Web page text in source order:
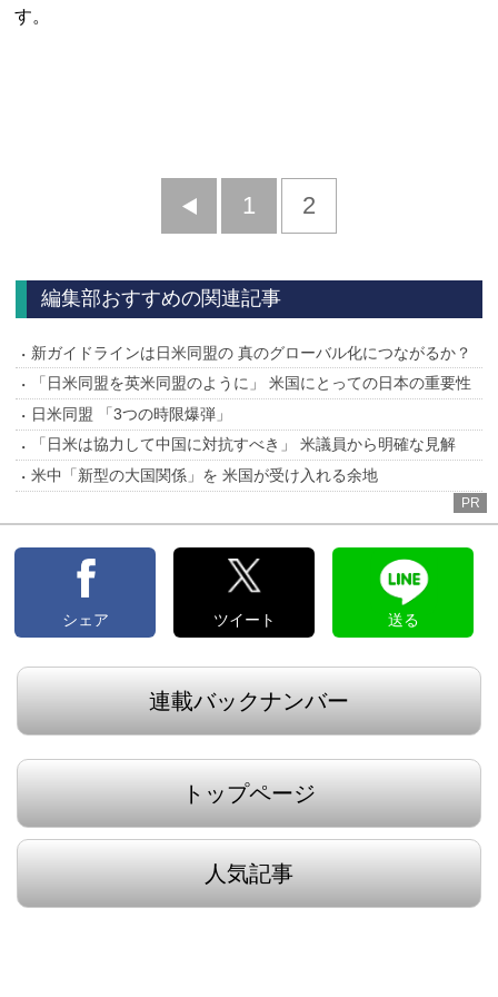
す。
前
1 2
編集部おすすめの関連記事
新ガイドラインは日米同盟の 真のグローバル化につながるか？
「日米同盟を英米同盟のように」 米国にとっての日本の重要性
日米同盟 「3つの時限爆弾」
「日米は協力して中国に対抗すべき」 米議員から明確な見解
米中「新型の大国関係」を 米国が受け入れる余地
PR
シェア ツイート 送る
連載バックナンバー
トップページ
人気記事